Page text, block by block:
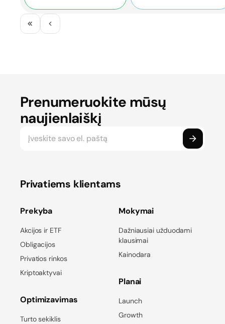
Prenumeruokite mūsų
naujienlaiškį
Privatiems klientams
Prekyba
Akcijos ir ETF
Obligacijos
Privatios rinkos
Kriptoaktyvai
Optimizavimas
Turto sekiklis
Mokymai
Dažniausiai užduodami
klausimai
Kainodara
Planai
Launch
Growth